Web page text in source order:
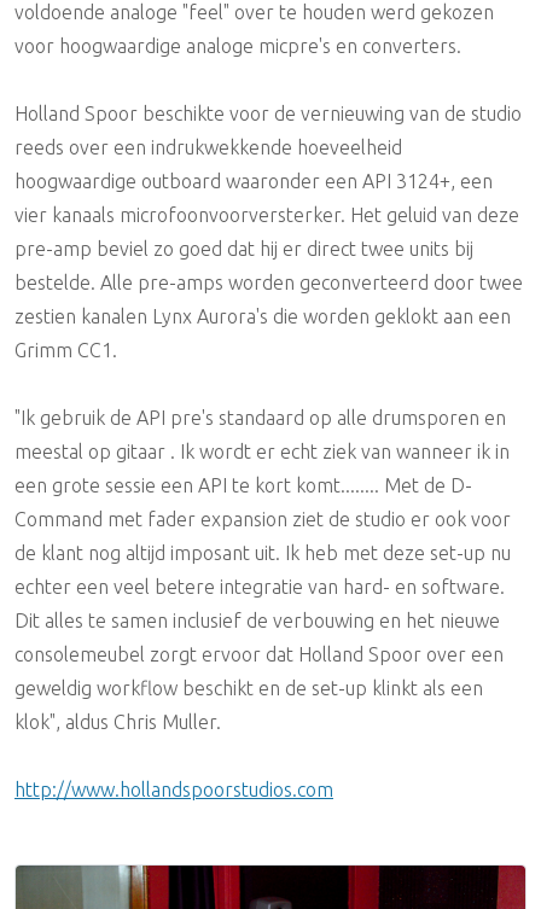
voldoende analoge "feel" over te houden werd gekozen
voor hoogwaardige analoge micpre's en converters.
Holland Spoor beschikte voor de vernieuwing van de studio
reeds over een indrukwekkende hoeveelheid
hoogwaardige outboard waaronder een API 3124+, een
vier kanaals microfoonvoorversterker. Het geluid van deze
pre-amp beviel zo goed dat hij er direct twee units bij
bestelde. Alle pre-amps worden geconverteerd door twee
zestien kanalen Lynx Aurora's die worden geklokt aan een
Grimm CC1.
"Ik gebruik de API pre's standaard op alle drumsporen en
meestal op gitaar . Ik wordt er echt ziek van wanneer ik in
een grote sessie een API te kort komt........ Met de D-
Command met fader expansion ziet de studio er ook voor
de klant nog altijd imposant uit. Ik heb met deze set-up nu
echter een veel betere integratie van hard- en software.
Dit alles te samen inclusief de verbouwing en het nieuwe
consolemeubel zorgt ervoor dat Holland Spoor over een
geweldig workflow beschikt en de set-up klinkt als een
klok", aldus Chris Muller.
http://www.hollandspoorstudios.com